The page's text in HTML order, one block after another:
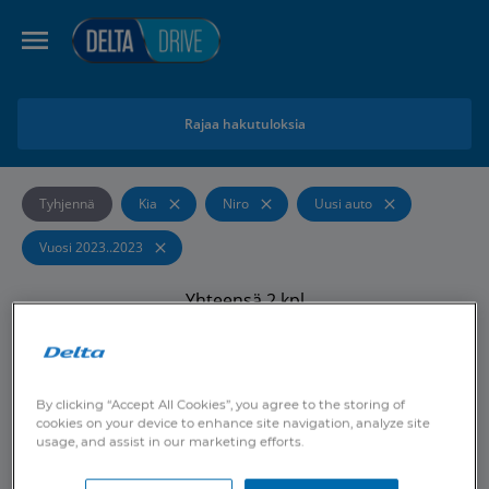
Rajaa hakutuloksia
Tyhjennä Kia Niro Uusi auto
Vuosi 2023..2023
Yhteensä2kpl
48KK 40TKM
By clicking “Accept All Cookies”, you agree to the storing of
cookies on your device to enhance site navigation, analyze site
usage, and assist in our marketing efforts.